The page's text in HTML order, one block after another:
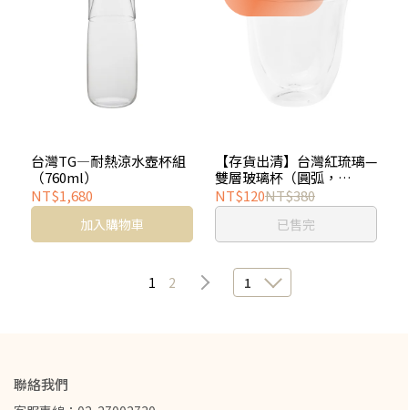
台灣TG—耐熱涼水壺杯組
（760ml）
NT$1,680
加入購物車
【存貨出清】台灣紅琉璃—
雙層玻璃杯（圓弧，
250ml）
NT$120NT$380
已售完
1 2 1
聯絡我們